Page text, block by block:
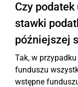
Czy podatek
stawki
późniejszej
Tak, w
funduszu
wstępne